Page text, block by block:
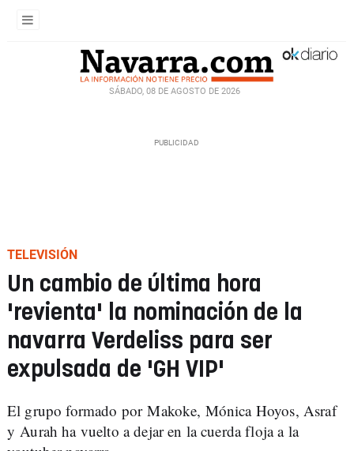
SÁBADO, 08 DE AGOSTO DE 2026
TELEVISIÓN
Un cambio de última hora
'revienta' la nominación de la
navarra Verdeliss para ser
expulsada de 'GH VIP'
El grupo formado por Makoke, Mónica Hoyos, Asraf
y Aurah ha vuelto a dejar en la cuerda floja a la